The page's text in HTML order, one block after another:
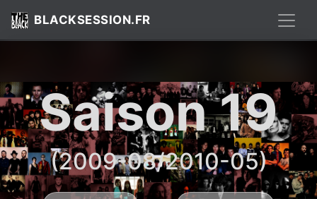
BLACKSESSION.FR
Saison 19
(2009-08/2010-05)